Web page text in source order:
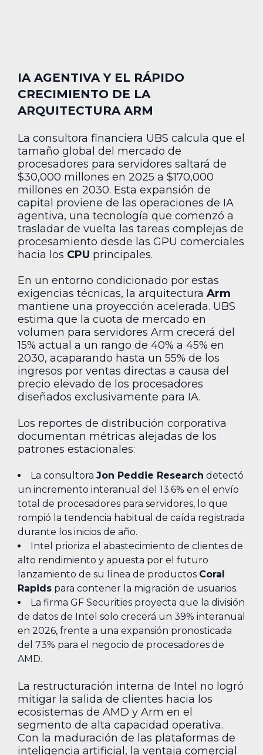
IA AGENTIVA Y EL RÁPIDO
CRECIMIENTO DE LA
ARQUITECTURA ARM
La consultora financiera UBS calcula que el
tamaño global del mercado de
procesadores para servidores saltará de
$30,000 millones en 2025 a $170,000
millones en 2030. Esta expansión de
capital proviene de las operaciones de IA
agentiva, una tecnología que comenzó a
trasladar de vuelta las tareas complejas de
procesamiento desde las GPU comerciales
hacia los CPU principales.
En un entorno condicionado por estas
exigencias técnicas, la arquitectura Arm
mantiene una proyección acelerada. UBS
estima que la cuota de mercado en
volumen para servidores Arm crecerá del
15% actual a un rango de 40% a 45% en
2030, acaparando hasta un 55% de los
ingresos por ventas directas a causa del
precio elevado de los procesadores
diseñados exclusivamente para IA.
Los reportes de distribución corporativa
documentan métricas alejadas de los
patrones estacionales:
La consultora Jon Peddie Research detectó
un incremento interanual del 13.6% en el envío
total de procesadores para servidores, lo que
rompió la tendencia habitual de caída registrada
durante los inicios de año.
Intel prioriza el abastecimiento de clientes de
alto rendimiento y apuesta por el futuro
lanzamiento de su línea de productos Coral
Rapids para contener la migración de usuarios.
La firma GF Securities proyecta que la división
de datos de Intel solo crecerá un 39% interanual
en 2026, frente a una expansión pronosticada
del 73% para el negocio de procesadores de
AMD.
La restructuración interna de Intel no logró
mitigar la salida de clientes hacia los
ecosistemas de AMD y Arm en el
segmento de alta capacidad operativa.
Con la maduración de las plataformas de
inteligencia artificial, la ventaja comercial